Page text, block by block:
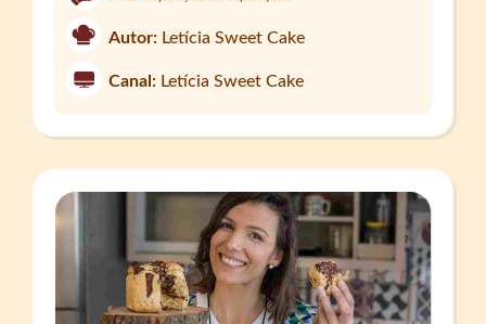
Autor: Letícia Sweet Cake
Canal: Letícia Sweet Cake